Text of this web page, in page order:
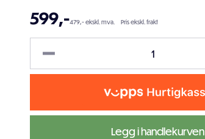
599,-479,- ekskl. mva. Pris ekskl. frakt
Legg i handlekurven